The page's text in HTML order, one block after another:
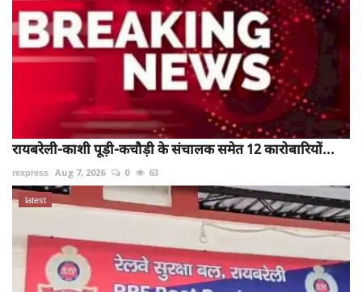
रायबरेली-काशी पूड़ी-कचौड़ी के संचालक समेत 12 कारोबारियों...
rexpress Aug 7, 2026 0 63
latest